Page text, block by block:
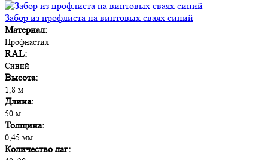
Забор из профлиста на винтовых сваях синий
Материал:
Профнастил
RAL:
Синий
Высота:
1,8 м
Длина:
50 м
Толщина:
0,45 мм
Количество лаг: